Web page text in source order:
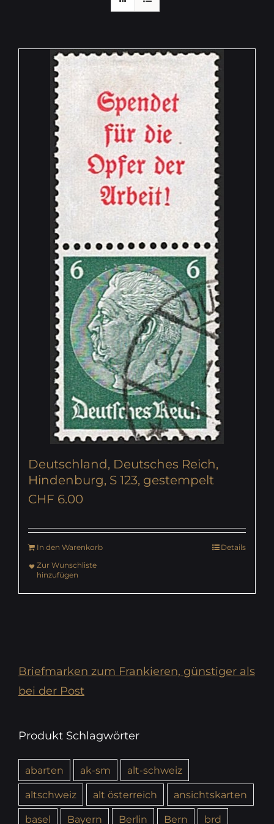
Deutschland, Deutsches Reich,
Hindenburg, S 123, gestempelt
CHF 6.00
In den Warenkorb
Details
Zur Wunschliste
hinzufügen
Briefmarken zum Frankieren, günstiger als
bei der Post
Produkt Schlagwörter
abarten ak-sm
alt-schweiz
altschweiz
alt österreich
ansichtskarten
basel
Bayern Berlin Bern brd